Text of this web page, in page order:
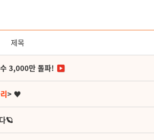
제목
3,000만 돌파!
> ♥
🪐